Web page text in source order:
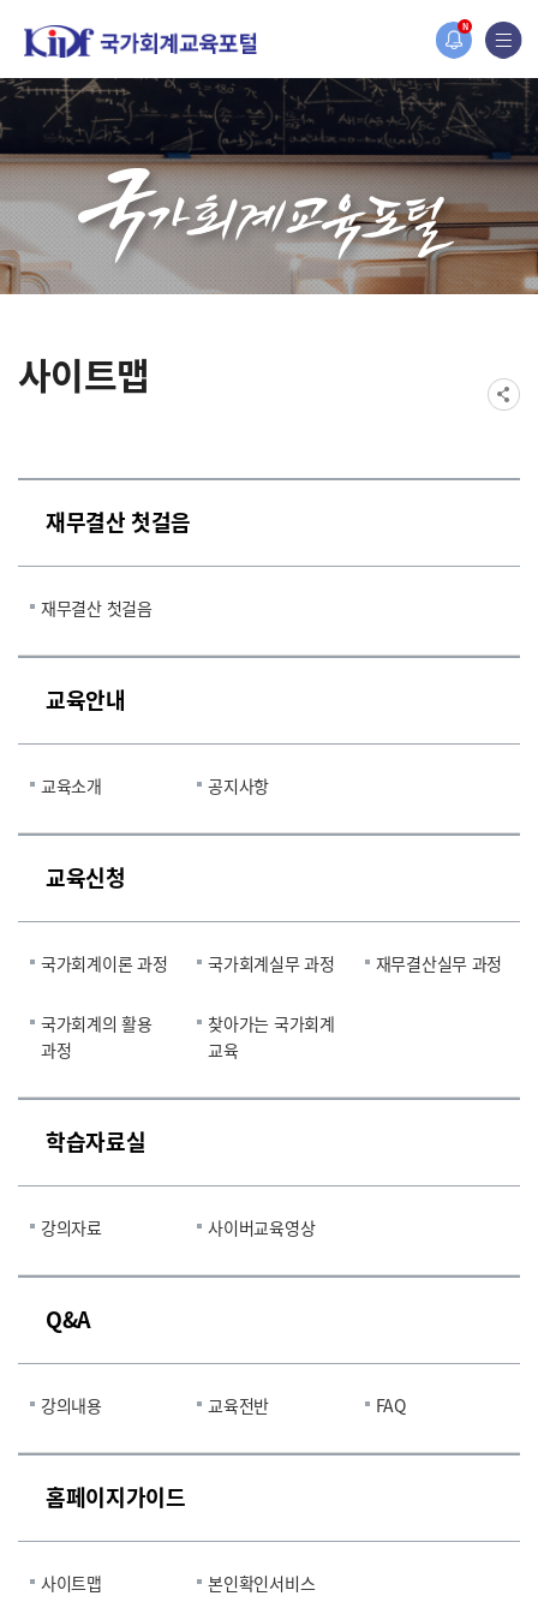
N
홈페이지가 새롭게 개편되었습니다.
한국조세재정연구원홈페이지가 새롭게 개설되었습니다.
사이트맵
재무결산 첫걸음
재무결산 첫걸음
교육안내
교육소개 공지사항
교육신청
국가회계이론 과정 국가회계실무 과정 재무결산실무 과정
국가회계의 활용
과정
찾아가는 국가회계
교육
학습자료실
강의자료 사이버교육영상
Q&A
강의내용 교육전반 FAQ
홈페이지가이드
사이트맵 본인확인서비스